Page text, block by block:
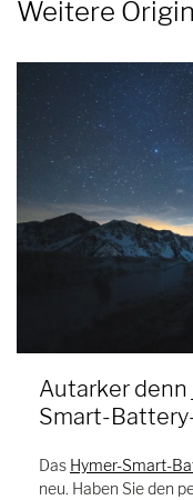
Weitere
Autarker denn
Smart-
Das Hymer-Smart-
neu. Haben Sie den